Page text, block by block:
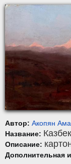
Автор: Акопян
Название:
Описание:
Дополнительная